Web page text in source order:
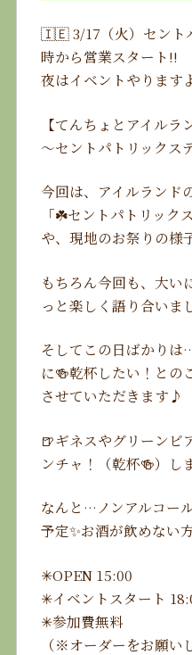
🇮🇪 3/17（火）セント
時から営業スタート‼️
夜はイベントやります
【てんちょとアイルラ
〜セントパトリックス
今回は、アイルランド
「☘️セントパトリック
や、現地のお祭りの
もちろん今回も、大い
っと楽しく語り合いま
そしてこの日ばかり
に🍻乾杯したい！との
させていただきます♪
🍺ギネスやグリーンビ
ンチャ！（乾杯🍻）し
なんと…ノンアルコー
予定✨お酒が飲めない
✳︎OPEN 15:00
✳︎イベントスタート
✳︎参加費無料
（※オーダーをお願い